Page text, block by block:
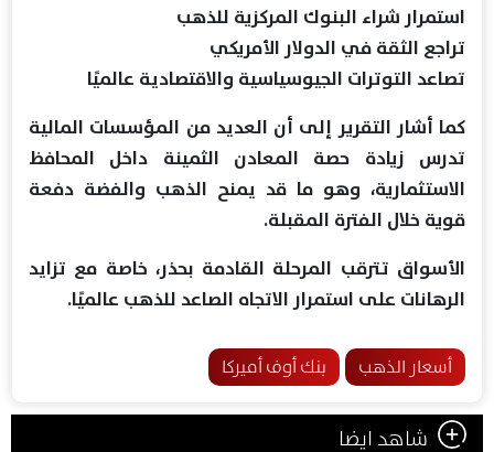
استمرار شراء البنوك المركزية للذهب
تراجع الثقة في الدولار الأمريكي
تصاعد التوترات الجيوسياسية والاقتصادية عالميًا
كما أشار التقرير إلى أن العديد من المؤسسات المالية
تدرس زيادة حصة المعادن الثمينة داخل المحافظ
الاستثمارية، وهو ما قد يمنح الذهب والفضة دفعة
قوية خلال الفترة المقبلة.
الأسواق تترقب المرحلة القادمة بحذر، خاصة مع تزايد
الرهانات على استمرار الاتجاه الصاعد للذهب عالميًا.
أسعار الذهب بنك أوف أميركا
شاهد ايضا